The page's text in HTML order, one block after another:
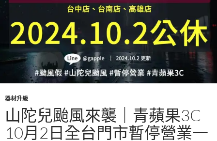
器材升級
山陀兒颱風來襲｜青蘋果3C
10月2日全台門市暫停營業一